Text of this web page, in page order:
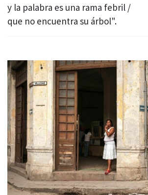
y la palabra es una rama febril /
que no encuentra su árbol".